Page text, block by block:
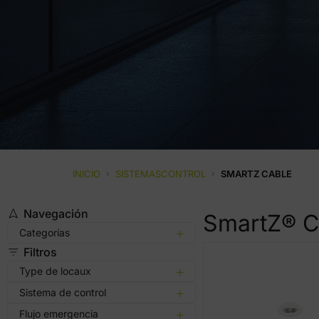
INICIO › SISTEMASCONTROL › SMARTZ CABLE
Navegación
Categorías
Filtros
Type de locaux
Sistema de control
Flujo emergencia
SmartZ®